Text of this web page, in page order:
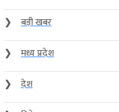
❯
बड़ी खबर
❯
मध्य प्रदेश
❯
देश